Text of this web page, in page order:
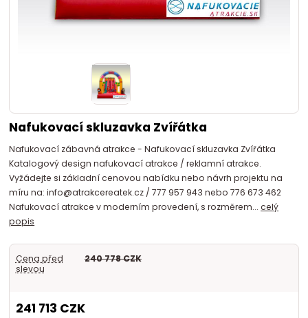
Nafukovací skluzavka Zvířátka
Nafukovací zábavná atrakce - Nafukovací skluzavka Zvířátka
Katalogový design nafukovací atrakce / reklamní atrakce.
Vyžádejte si základní cenovou nabídku nebo návrh projektu na
míru na: info@atrakcereatek.cz / 777 957 943 nebo 776 673 462
Nafukovací atrakce v moderním provedení, s rozměrem...celý
popis
Cena před
slevou
240 778 CZK
241 713 CZK